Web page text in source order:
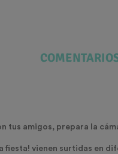
tus amigos, prepara la
vienen surtidas en